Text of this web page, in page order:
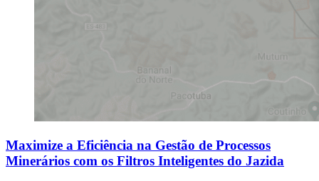
Maximize a Eficiência na Gestão de Processos
Minerários com os Filtros Inteligentes do Jazida